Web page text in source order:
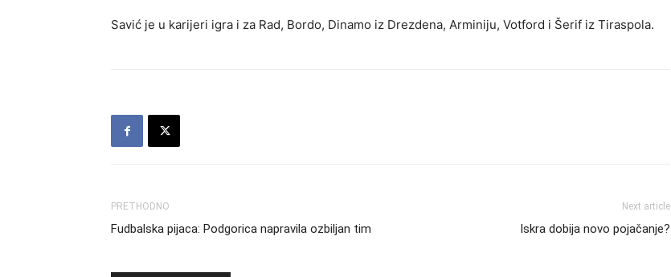
Savić je u karijeri igra i za Rad, Bordo, Dinamo iz Drezdena, Arminiju, Votford i Šerif iz Tiraspola.
PRETHODNO
Fudbalska pijaca: Podgorica napravila ozbiljan tim
Next article
Iskra dobija novo pojačanje?